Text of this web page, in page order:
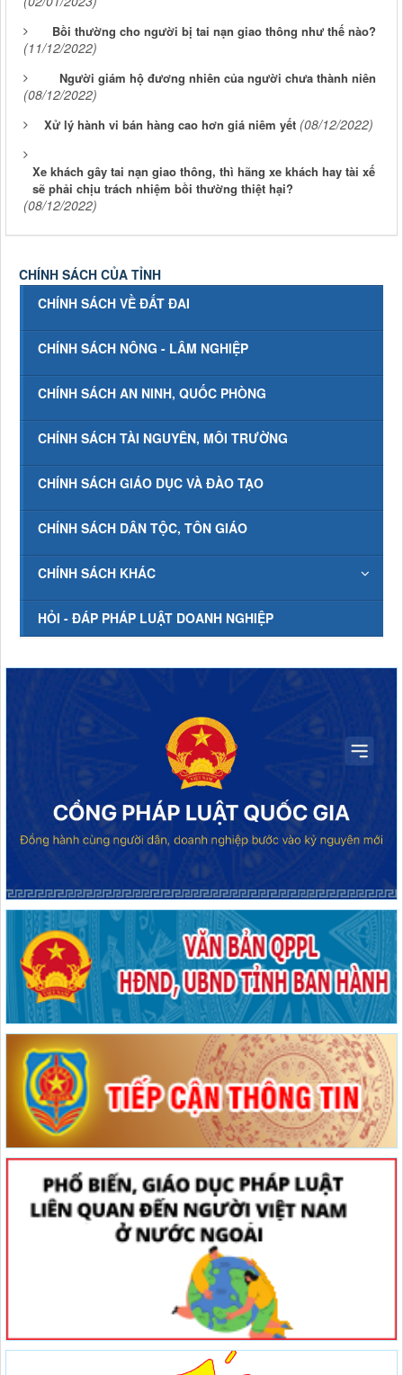
Bồi thường cho người bị tai nạn giao thông như thế nào?
(11/12/2022)
Người giám hộ đương nhiên của người chưa thành niên
(08/12/2022)
Xử lý hành vi bán hàng cao hơn giá niêm yết (08/12/2022)
Xe khách gây tai nạn giao thông, thì hãng xe khách hay tài xế
sẽ phải chịu trách nhiệm bồi thường thiệt hại?
(08/12/2022)
CHÍNH SÁCH CỦA TỈNH
CHÍNH SÁCH VỀ ĐẤT ĐAI
CHÍNH SÁCH NÔNG - LÂM NGHIỆP
CHÍNH SÁCH AN NINH, QUỐC PHÒNG
CHÍNH SÁCH TÀI NGUYÊN, MÔI TRƯỜNG
CHÍNH SÁCH GIÁO DỤC VÀ ĐÀO TẠO
CHÍNH SÁCH DÂN TỘC, TÔN GIÁO
CHÍNH SÁCH KHÁC
HỎI - ĐÁP PHÁP LUẬT DOANH NGHIỆP